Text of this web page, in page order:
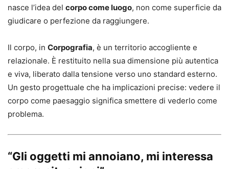
nasce l’idea del corpo come luogo, non come superficie da
giudicare o perfezione da raggiungere.
Il corpo, in Corpografia, è un territorio accogliente e
relazionale. È restituito nella sua dimensione più autentica
e viva, liberato dalla tensione verso uno standard esterno.
Un gesto progettuale che ha implicazioni precise: vedere il
corpo come paesaggio significa smettere di vederlo come
problema.
“Gli oggetti mi annoiano, mi interessa